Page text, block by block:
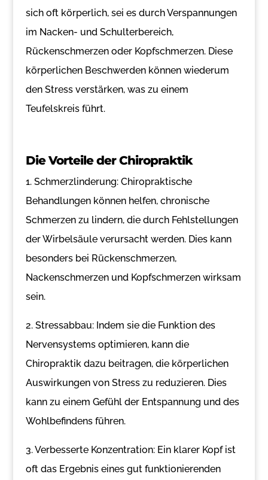
sich oft körperlich, sei es durch Verspannungen
im Nacken- und Schulterbereich,
Rückenschmerzen oder Kopfschmerzen. Diese
körperlichen Beschwerden können wiederum
den Stress verstärken, was zu einem
Teufelskreis führt.
Die Vorteile der Chiropraktik
1. Schmerzlinderung: Chiropraktische
Behandlungen können helfen, chronische
Schmerzen zu lindern, die durch Fehlstellungen
der Wirbelsäule verursacht werden. Dies kann
besonders bei Rückenschmerzen,
Nackenschmerzen und Kopfschmerzen wirksam
sein.
2. Stressabbau: Indem sie die Funktion des
Nervensystems optimieren, kann die
Chiropraktik dazu beitragen, die körperlichen
Auswirkungen von Stress zu reduzieren. Dies
kann zu einem Gefühl der Entspannung und des
Wohlbefindens führen.
3. Verbesserte Konzentration: Ein klarer Kopf ist
oft das Ergebnis eines gut funktionierenden